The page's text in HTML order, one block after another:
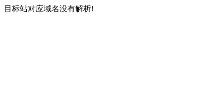
目标站对应域名没有解析!